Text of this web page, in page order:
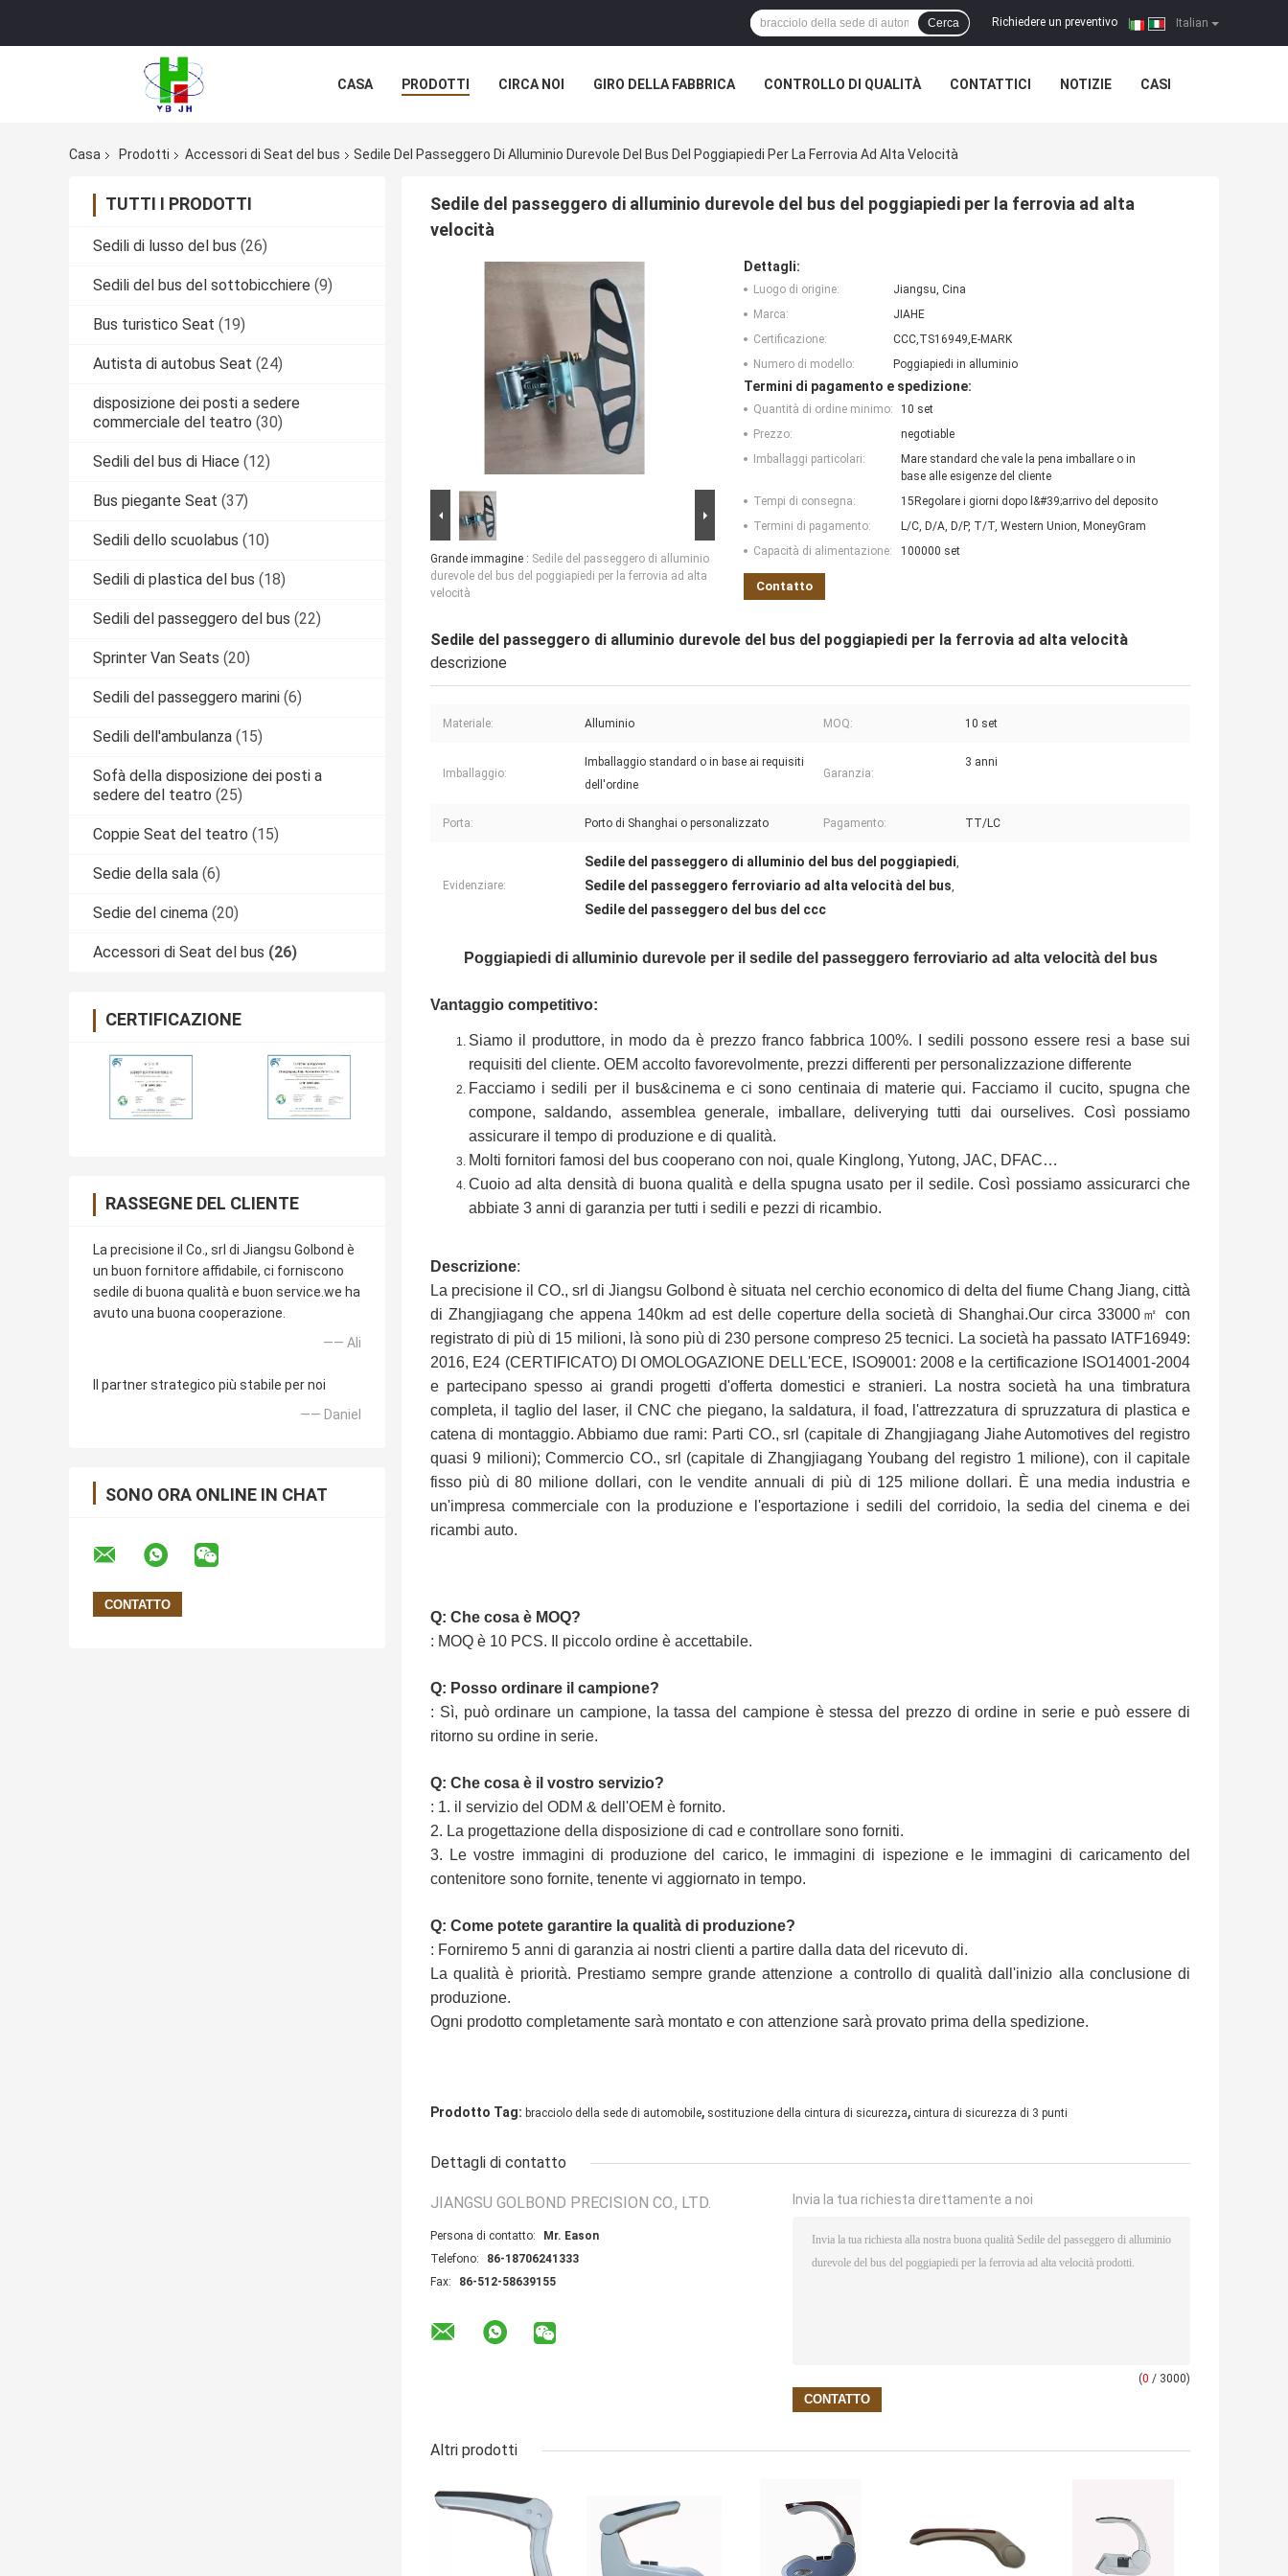
Italian
Richiedere un preventivo |
Cerca
CASA PRODOTTI CIRCA NOI GIRO DELLA FABBRICA CONTROLLO DI QUALITÀ CONTATTICI NOTIZIE CASI
Casa Prodotti Accessori di Seat del bus Sedile Del Passeggero Di Alluminio Durevole Del Bus Del Poggiapiedi Per La Ferrovia Ad Alta Velocità
TUTTI I PRODOTTI
Sedili di lusso del bus (26)
Sedili del bus del sottobicchiere (9)
Bus turistico Seat (19)
Autista di autobus Seat (24)
disposizione dei posti a sedere
commerciale del teatro (30)
Sedili del bus di Hiace (12)
Bus piegante Seat (37)
Sedili dello scuolabus (10)
Sedili di plastica del bus (18)
Sedili del passeggero del bus (22)
Sprinter Van Seats (20)
Sedili del passeggero marini (6)
Sedili dell'ambulanza (15)
Sofà della disposizione dei posti a
sedere del teatro (25)
Coppie Seat del teatro (15)
Sedie della sala (6)
Sedie del cinema (20)
Accessori di Seat del bus (26)
CERTIFICAZIONE
RASSEGNE DEL CLIENTE
La precisione il Co., srl di Jiangsu Golbond è
un buon fornitore affidabile, ci forniscono
sedile di buona qualità e buon service.we ha
avuto una buona cooperazione.
—— Ali
Il partner strategico più stabile per noi
—— Daniel
SONO ORA ONLINE IN CHAT
Sedile del passeggero di alluminio durevole del bus del poggiapiedi per la ferrovia ad alta
velocità
Grande immagine : Sedile del passeggero di alluminio
durevole del bus del poggiapiedi per la ferrovia ad alta
velocità
Dettagli:
Luogo di origine:
Jiangsu, Cina
Marca:
JIAHE
Certificazione:
CCC,TS16949,E-MARK
Numero di modello:
Poggiapiedi in alluminio
Termini di pagamento e spedizione:
Quantità di ordine minimo:
10 set
Prezzo:
negotiable
Imballaggi particolari:
Mare standard che vale la pena imballare o in
base alle esigenze del cliente
Tempi di consegna:
15Regolare i giorni dopo l&#39;arrivo del deposito
Termini di pagamento:
L/C, D/A, D/P, T/T, Western Union, MoneyGram
Capacità di alimentazione:
100000 set
Contatto
Sedile del passeggero di alluminio durevole del bus del poggiapiedi per la ferrovia ad alta velocità
descrizione
Materiale: Alluminio MOQ: 10 set
Imballaggio:
Imballaggio standard o in base ai requisiti
dell'ordine
Garanzia:
3 anni
Porta: Porto di Shanghai o personalizzato Pagamento: TT/LC
Evidenziare:
Sedile del passeggero di alluminio del bus del poggiapiedi,
Sedile del passeggero ferroviario ad alta velocità del bus,
Sedile del passeggero del bus del ccc
Poggiapiedi di alluminio durevole per il sedile del passeggero ferroviario ad alta velocità del bus
Vantaggio competitivo:
Siamo il produttore, in modo da è prezzo franco fabbrica 100%. I sedili possono essere resi a base sui
requisiti del cliente. OEM accolto favorevolmente, prezzi differenti per personalizzazione differente
Facciamo i sedili per il bus&cinema e ci sono centinaia di materie qui. Facciamo il cucito, spugna che
compone, saldando, assemblea generale, imballare, deliverying tutti dai ourselives. Così possiamo
assicurare il tempo di produzione e di qualità.
Molti fornitori famosi del bus cooperano con noi, quale Kinglong, Yutong, JAC, DFAC…
Cuoio ad alta densità di buona qualità e della spugna usato per il sedile. Così possiamo assicurarci che
abbiate 3 anni di garanzia per tutti i sedili e pezzi di ricambio.
Descrizione:
La precisione il CO., srl di Jiangsu Golbond è situata nel cerchio economico di delta del fiume Chang Jiang, città
di Zhangjiagang che appena 140km ad est delle coperture della società di Shanghai.Our circa 33000㎡ con
registrato di più di 15 milioni, là sono più di 230 persone compreso 25 tecnici. La società ha passato IATF16949:
2016, E24 (CERTIFICATO) DI OMOLOGAZIONE DELL'ECE, ISO9001: 2008 e la certificazione ISO14001-2004
e partecipano spesso ai grandi progetti d'offerta domestici e stranieri. La nostra società ha una timbratura
completa, il taglio del laser, il CNC che piegano, la saldatura, il foad, l'attrezzatura di spruzzatura di plastica e
catena di montaggio. Abbiamo due rami: Parti CO., srl (capitale di Zhangjiagang Jiahe Automotives del registro
quasi 9 milioni); Commercio CO., srl (capitale di Zhangjiagang Youbang del registro 1 milione), con il capitale
fisso più di 80 milione dollari, con le vendite annuali di più di 125 milione dollari. È una media industria e
un'impresa commerciale con la produzione e l'esportazione i sedili del corridoio, la sedia del cinema e dei
ricambi auto.
Q: Che cosa è MOQ?
: MOQ è 10 PCS. Il piccolo ordine è accettabile.
Q: Posso ordinare il campione?
: Sì, può ordinare un campione, la tassa del campione è stessa del prezzo di ordine in serie e può essere di
ritorno su ordine in serie.
Q: Che cosa è il vostro servizio?
: 1. il servizio del ODM & dell'OEM è fornito.
2. La progettazione della disposizione di cad e controllare sono forniti.
3. Le vostre immagini di produzione del carico, le immagini di ispezione e le immagini di caricamento del
contenitore sono fornite, tenente vi aggiornato in tempo.
Q: Come potete garantire la qualità di produzione?
: Forniremo 5 anni di garanzia ai nostri clienti a partire dalla data del ricevuto di.
La qualità è priorità. Prestiamo sempre grande attenzione a controllo di qualità dall'inizio alla conclusione di
produzione.
Ogni prodotto completamente sarà montato e con attenzione sarà provato prima della spedizione.
Prodotto Tag: bracciolo della sede di automobile, sostituzione della cintura di sicurezza, cintura di sicurezza di 3 punti
Dettagli di contatto
JIANGSU GOLBOND PRECISION CO., LTD.
Persona di contatto:
Mr. Eason
Telefono:
86-18706241333
Fax:
86-512-58639155
Invia la tua richiesta direttamente a noi
(0 / 3000)
Altri prodotti